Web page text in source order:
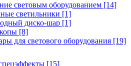
световым оборудованием [14]
светильники [1]
диско-шар [1]
[8]
для светового оборудования [19]
[15]